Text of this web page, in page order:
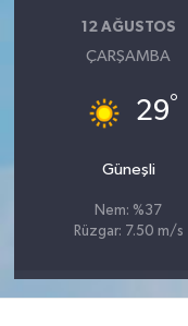
12 AĞUSTOS
ÇARŞAMBA
29°
Güneşli
Nem: %37
Rüzgar: 7.50 m/s